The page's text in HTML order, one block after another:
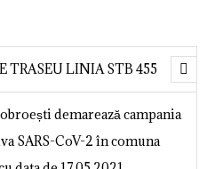
ANUNȚ – MODIFICARE TRASEU LINIA STB 455
campania